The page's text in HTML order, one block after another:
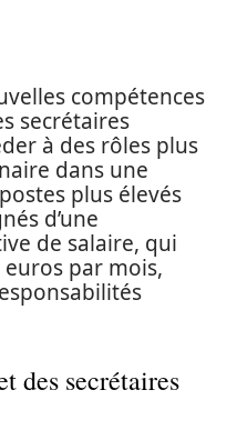
compétences
secrétaires
à des rôles plus
dans une
plus élevés
d’une
de salaire, qui
par mois,
des secrétaires